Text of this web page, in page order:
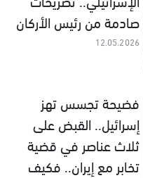
صادمة من رئيس الأركان
12.05.2026
فضيحة تجسس تهز
إسرائيل.. القبض على
ثلاث عناصر في قضية
تخابر مع إيران.. فكيف